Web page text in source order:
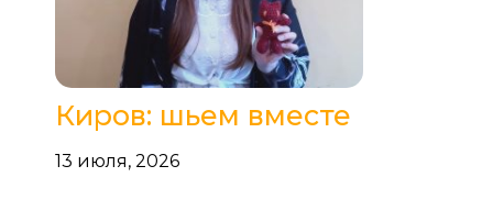
Киров: шьем вместе
13 июля, 2026